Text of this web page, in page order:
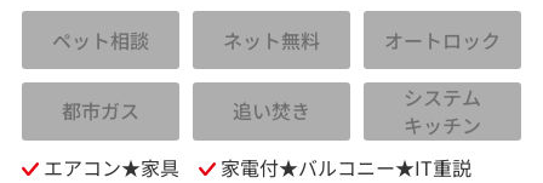
ペット相談 ネット無料 オートロック
都市ガス 追い焚き
システム
キッチン
エアコン★家具
家電付★バルコニー★IT重説